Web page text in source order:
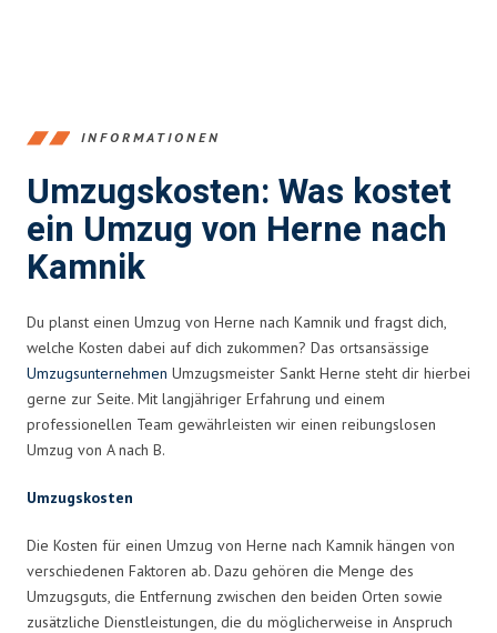
INFORMATIONEN
Umzugskosten: Was kostet
ein Umzug von Herne nach
Kamnik
Du planst einen Umzug von Herne nach Kamnik und fragst dich,
welche Kosten dabei auf dich zukommen? Das ortsansässige
Umzugsunternehmen Umzugsmeister Sankt Herne steht dir hierbei
gerne zur Seite. Mit langjähriger Erfahrung und einem
professionellen Team gewährleisten wir einen reibungslosen
Umzug von A nach B.
Umzugskosten
Die Kosten für einen Umzug von Herne nach Kamnik hängen von
verschiedenen Faktoren ab. Dazu gehören die Menge des
Umzugsguts, die Entfernung zwischen den beiden Orten sowie
zusätzliche Dienstleistungen, die du möglicherweise in Anspruch